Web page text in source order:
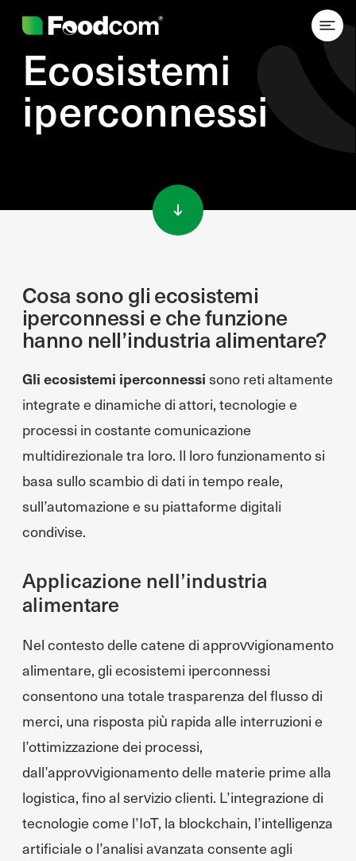
Ecosistemi
iperconnessi
Cosa sono gli ecosistemi
iperconnessi e che funzione
hanno nell’industria alimentare?
Gli ecosistemi iperconnessi sono reti altamente
integrate e dinamiche di attori, tecnologie e
processi in costante comunicazione
multidirezionale tra loro. Il loro funzionamento si
basa sullo scambio di dati in tempo reale,
sull’automazione e su piattaforme digitali
condivise.
Applicazione nell’industria
alimentare
Nel contesto delle catene di approvvigionamento
alimentare, gli ecosistemi iperconnessi
consentono una totale trasparenza del flusso di
merci, una risposta più rapida alle interruzioni e
l’ottimizzazione dei processi,
dall’approvvigionamento delle materie prime alla
logistica, fino al servizio clienti. L’integrazione di
tecnologie come l’IoT, la blockchain, l’intelligenza
artificiale o l’analisi avanzata consente agli